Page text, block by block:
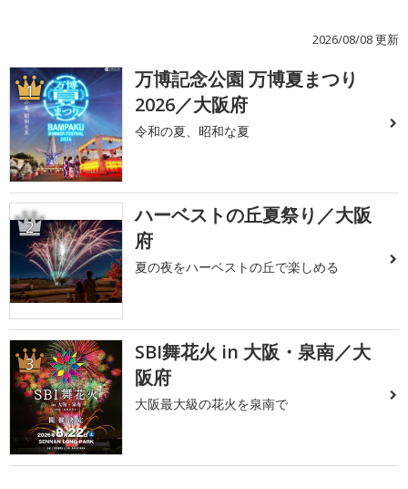
2026/08/08 更新
1
万博記念公園 万博夏まつり
2026／大阪府
令和の夏、昭和な夏
2
ハーベストの丘夏祭り／大阪
府
夏の夜をハーベストの丘で楽しめる
3
SBI舞花火 in 大阪・泉南／大
阪府
大阪最大級の花火を泉南で